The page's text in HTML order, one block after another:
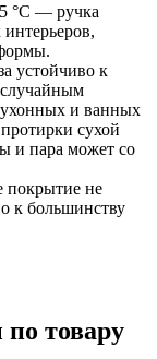
°C — ручка
устойчиво к
и ванных
сухой
и пара может со
покрытие не
к большинству
товару